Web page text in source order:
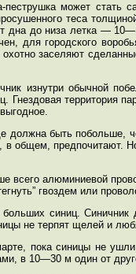
пеструшка может стать
теса
дна до низа летка —
для городского
заселяют
изнутри обычной
Гнездовая территория
должна быть побольше,
общем, предпочитают.
всего алюминиевой
гвоздем или
больших синиц.
не терпят щелей и
пока синицы не
в 10—30 м один от